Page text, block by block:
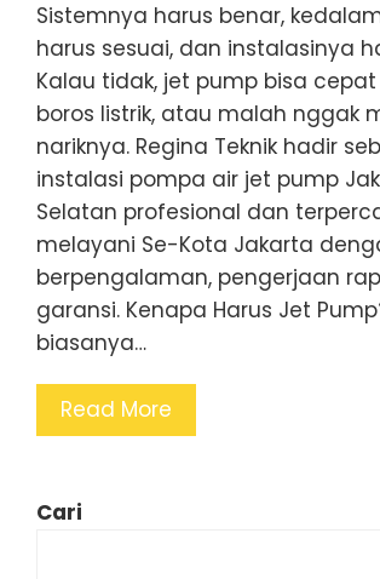
Sistemnya harus benar,
harus sesuai, dan instalasinya
Kalau tidak, jet pump bisa
boros listrik, atau malah nggak
nariknya. Regina Teknik hadir
instalasi pompa air jet pump
Selatan profesional dan
melayani Se-Kota Jakarta
berpengalaman, pengerjaan
garansi. Kenapa Harus Jet
biasanya…
Read More
Cari